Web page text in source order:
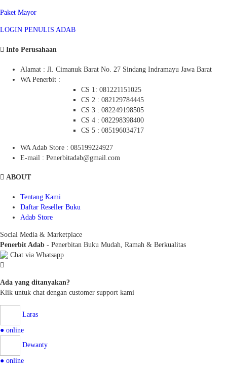
Paket Mayor
LOGIN PENULIS ADAB
Info Perusahaan
Alamat : Jl. Cimanuk Barat No. 27 Sindang Indramayu Jawa Barat
WA Penerbit :
CS 1: 081221151025
CS 2 : 082129784445
CS 3 : 082249198505
CS 4 : 082298398400
CS 5 : 085196034717
WA Adab Store : 085199224927
E-mail : Penerbitadab@gmail.com
ABOUT
Tentang Kami
Daftar Reseller Buku
Adab Store
Social Media & Marketplace
Penerbit Adab - Penerbitan Buku Mudah, Ramah & Berkualitas
Chat via Whatsapp
Ada yang ditanyakan?
Klik untuk chat dengan customer support kami
Laras
● online
Dewanty
● online